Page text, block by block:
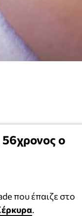
56χρονος ο
που έπαιζε στο
.